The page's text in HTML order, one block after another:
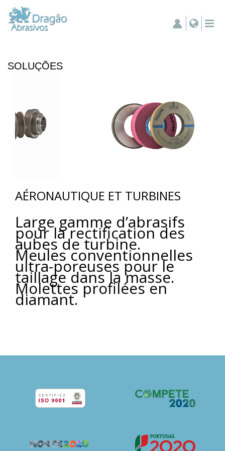
SOLUÇÕES
AÉRONAUTIQUE ET TURBINES
Large gamme d’abrasifs
pour la rectification des
aubes de turbine.
Meules conventionnelles
ultra-poreuses pour le
taillage dans la masse.
Molettes profilées en
diamant.